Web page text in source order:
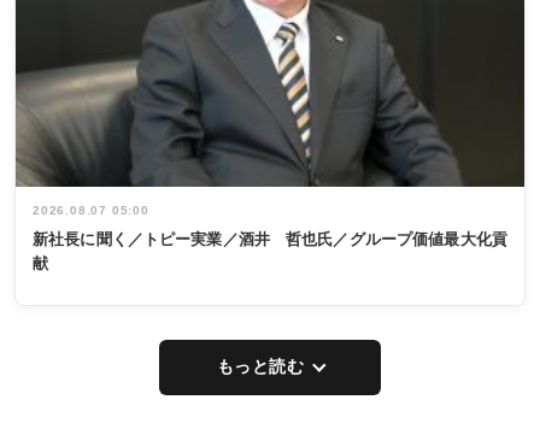
2026.08.07 05:00
新社長に聞く／トピー実業／酒井 哲也氏／グループ価値最大化貢
献
もっと読む